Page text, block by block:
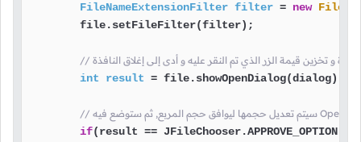
FileNameExtensionFilter filter = new
        file.setFileFilter(filter);
و تخزين قيمة الزر الذي تم النقر عليه و أدى إلى إغلاق النافذة
int result = file.showOpenDialog(dialog);
if(result == JFileChooser.APPROVE_OPTION) {